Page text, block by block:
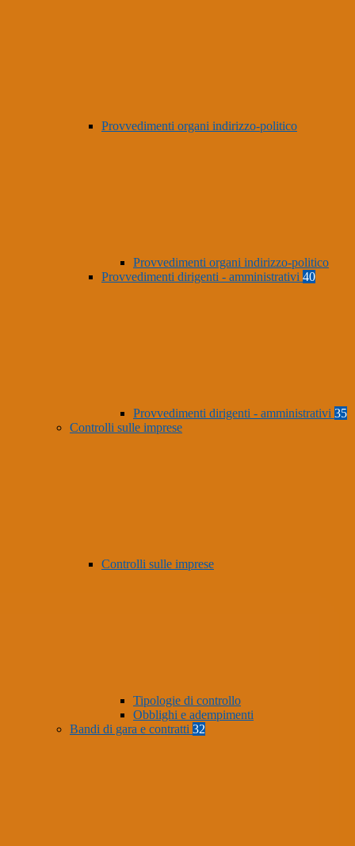
Provvedimenti organi indirizzo-politico
Provvedimenti organi indirizzo-politico
Provvedimenti dirigenti - amministrativi 40
Provvedimenti dirigenti - amministrativi 35
Controlli sulle imprese
Controlli sulle imprese
Tipologie di controllo
Obblighi e adempimenti
Bandi di gara e contratti 32